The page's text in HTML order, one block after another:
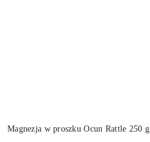
Magnezja w proszku Ocun Rattle 250 g